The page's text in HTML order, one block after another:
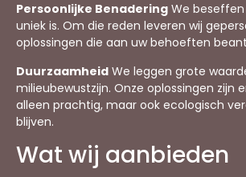
Persoonlijke Benadering We
uniek is. Om die reden leveren wij
oplossingen die aan uw behoeften
Duurzaamheid We leggen grote
milieubewustzijn. Onze oplossingen zijn
alleen prachtig, maar ook ecologisch
blijven.
Wat wij aanbieden